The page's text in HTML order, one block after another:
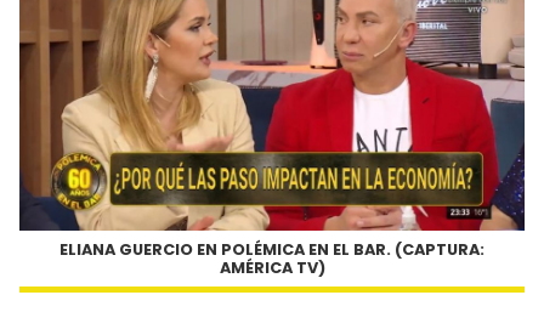
ELIANA GUERCIO EN POLÉMICA EN EL BAR. (CAPTURA:
AMÉRICA TV)